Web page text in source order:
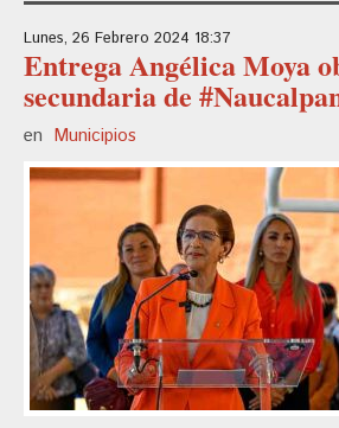
Lunes, 26 Febrero 2024 18:37
Entrega Angélica Moya
secundaria de
en Municipios